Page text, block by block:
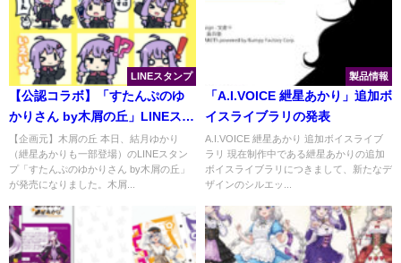
LINEスタンプ
【公認コラボ】「すたんぷのゆ
かりさん by木屑の丘」LINEスタ
ンプ販売開始
【企画元】木屑の丘 本日、結月ゆかり
（紲星あかりも一部登場）のLINEスタン
プ「すたんぷのゆかりさん by木屑の丘」
が発売になりました。木屑...
製品情報
「A.I.VOICE 紲星あかり」追加ボ
イスライブラリの発表
A.I.VOICE 紲星あかり 追加ボイスライブ
ラリ 現在制作中である紲星あかりの追加
ボイスライブラリにつきまして、新たなデ
ザインのシルエッ...